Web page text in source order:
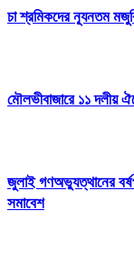
চা শ্রমিকদের ন্যূনতম
মৌলভীবাজারে ১১ দলীয়
জুলাই গণঅভ্যুত্থানের
সমাবেশ